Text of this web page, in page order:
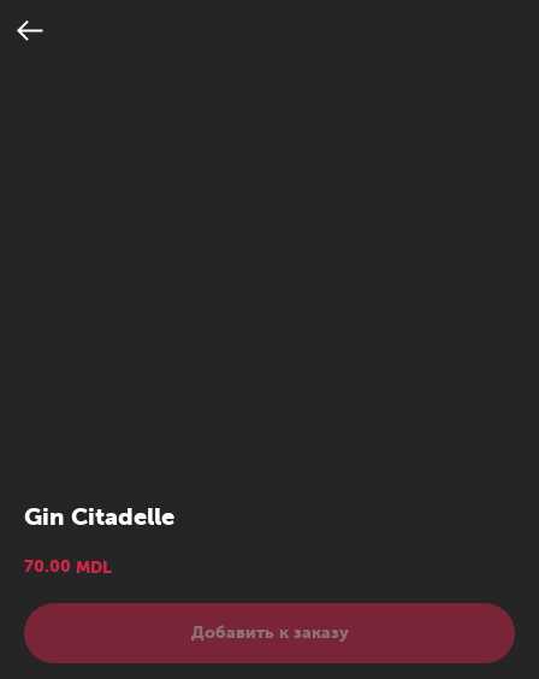
Gin Citadelle
70.00 MDL
Добавить к заказу